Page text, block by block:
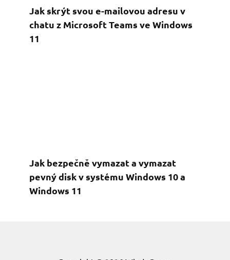
Jak skrýt svou e-mailovou adresu v
chatu z Microsoft Teams ve Windows
11
Jak bezpečně vymazat a vymazat
pevný disk v systému Windows 10 a
Windows 11